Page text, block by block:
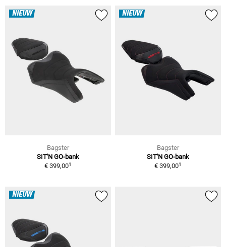
NIEUW
Bagster
SIT'N GO-bank
€ 399,001
NIEUW
Bagster
SIT'N GO-bank
€ 399,001
NIEUW